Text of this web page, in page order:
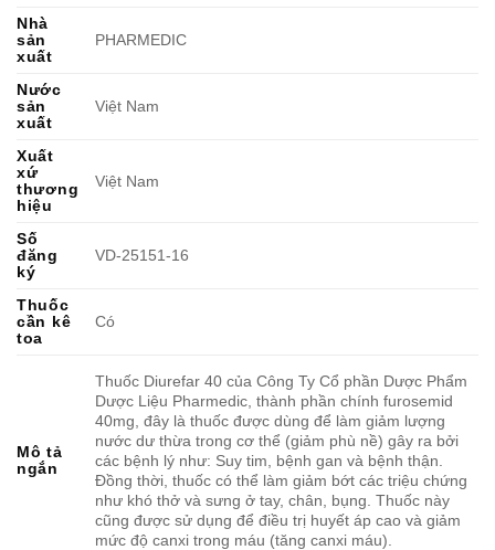
Nhà
sản
xuất
PHARMEDIC
Nước
sản
xuất
Việt Nam
Xuất
xứ
thương
hiệu
Việt Nam
Số
đăng
ký
VD-25151-16
Thuốc
cần kê
toa
Có
Mô tả
ngắn
Thuốc Diurefar 40 của Công Ty Cổ phần Dược Phẩm
Dược Liệu Pharmedic, thành phần chính furosemid
40mg, đây là thuốc được dùng để làm giảm lượng
nước dư thừa trong cơ thể (giảm phù nề) gây ra bởi
các bệnh lý như: Suy tim, bệnh gan và bệnh thận.
Đồng thời, thuốc có thể làm giảm bớt các triệu chứng
như khó thở và sưng ở tay, chân, bụng. Thuốc này
cũng được sử dụng để điều trị huyết áp cao và giảm
mức độ canxi trong máu (tăng canxi máu).